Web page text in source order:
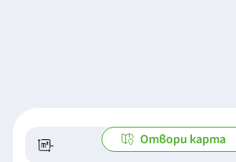
- -/-
Отвори карта